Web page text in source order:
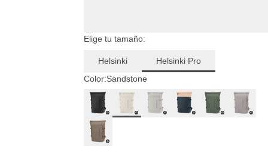
Elige tu tamaño:
Helsinki
Helsinki Pro
Color:Sandstone